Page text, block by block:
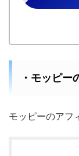
・モッピー
モッピーのアフ